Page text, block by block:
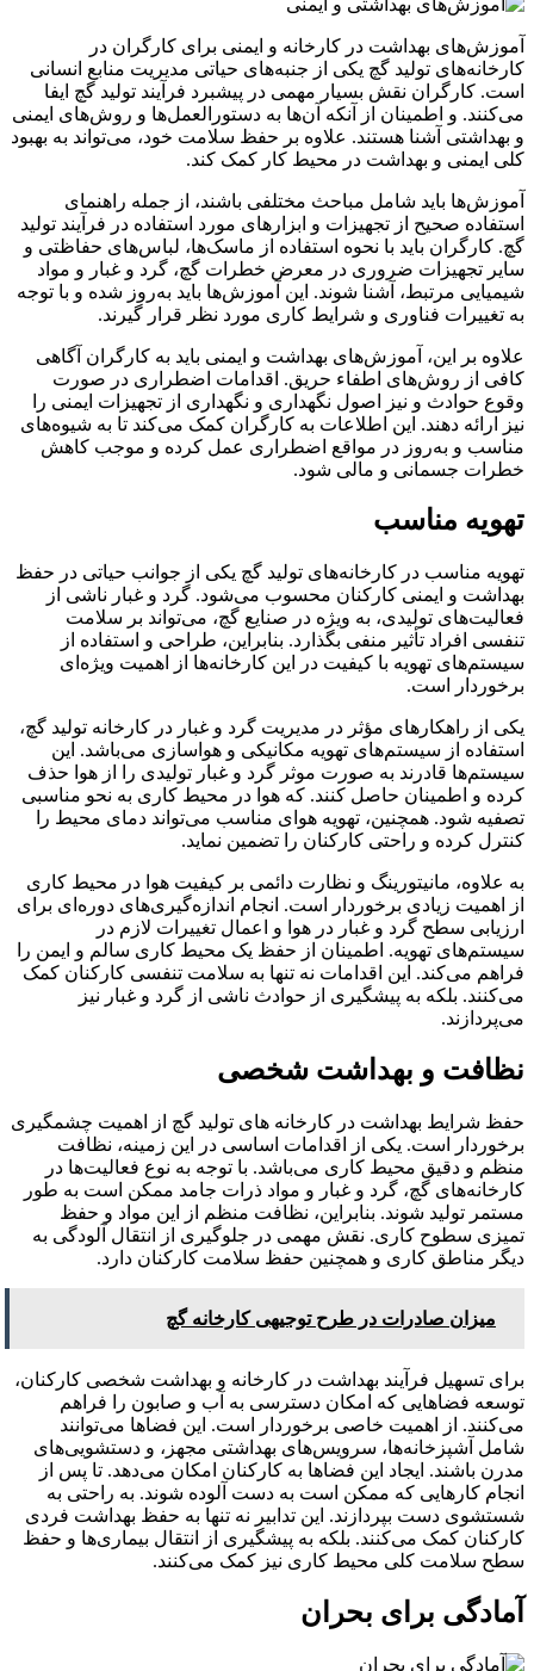
آموزش‌های بهداشت در کارخانه و ایمنی برای کارگران در
کارخانه‌های تولید گچ یکی از جنبه‌های حیاتی مدیریت منابع انسانی
است. کارگران نقش بسیار مهمی در پیشبرد فرآیند تولید گچ ایفا
می‌کنند. و اطمینان از آنکه آن‌ها به دستورالعمل‌ها و روش‌های ایمنی
و بهداشتی آشنا هستند. علاوه بر حفظ سلامت خود، می‌تواند به بهبود
کلی ایمنی و بهداشت در محیط کار کمک کند.
آموزش‌ها باید شامل مباحث مختلفی باشند، از جمله راهنمای
استفاده صحیح از تجهیزات و ابزارهای مورد استفاده در فرآیند تولید
گچ. کارگران باید با نحوه استفاده از ماسک‌ها، لباس‌های حفاظتی و
سایر تجهیزات ضروری در معرض خطرات گچ، گرد و غبار و مواد
شیمیایی مرتبط، آشنا شوند. این آموزش‌ها باید به‌روز شده و با توجه
به تغییرات فناوری و شرایط کاری مورد نظر قرار گیرند.
علاوه بر این، آموزش‌های بهداشت و ایمنی باید به کارگران آگاهی
کافی از روش‌های اطفاء حریق. اقدامات اضطراری در صورت
وقوع حوادث و نیز اصول نگهداری و نگهداری از تجهیزات ایمنی را
نیز ارائه دهند. این اطلاعات به کارگران کمک می‌کند تا به شیوه‌های
مناسب و به‌روز در مواقع اضطراری عمل کرده و موجب کاهش
خطرات جسمانی و مالی شود.
تهویه مناسب
تهویه مناسب در کارخانه‌های تولید گچ یکی از جوانب حیاتی در حفظ
بهداشت و ایمنی کارکنان محسوب می‌شود. گرد و غبار ناشی از
فعالیت‌های تولیدی، به ویژه در صنایع گچ، می‌تواند بر سلامت
تنفسی افراد تأثیر منفی بگذارد. بنابراین، طراحی و استفاده از
سیستم‌های تهویه با کیفیت در این کارخانه‌ها از اهمیت ویژه‌ای
برخوردار است.
یکی از راهکارهای مؤثر در مدیریت گرد و غبار در کارخانه تولید گچ،
استفاده از سیستم‌های تهویه مکانیکی و هواسازی می‌باشد. این
سیستم‌ها قادرند به صورت موثر گرد و غبار تولیدی را از هوا حذف
کرده و اطمینان حاصل کنند. که هوا در محیط کاری به نحو مناسبی
تصفیه شود. همچنین، تهویه هوای مناسب می‌تواند دمای محیط را
کنترل کرده و راحتی کارکنان را تضمین نماید.
به علاوه، مانیتورینگ و نظارت دائمی بر کیفیت هوا در محیط کاری
از اهمیت زیادی برخوردار است. انجام اندازه‌گیری‌های دوره‌ای برای
ارزیابی سطح گرد و غبار در هوا و اعمال تغییرات لازم در
سیستم‌های تهویه. اطمینان از حفظ یک محیط کاری سالم و ایمن را
فراهم می‌کند. این اقدامات نه تنها به سلامت تنفسی کارکنان کمک
می‌کنند. بلکه به پیشگیری از حوادث ناشی از گرد و غبار نیز
می‌پردازند.
نظافت و بهداشت شخصی
حفظ شرایط بهداشت در کارخانه های تولید گچ از اهمیت چشمگیری
برخوردار است. یکی از اقدامات اساسی در این زمینه، نظافت
منظم و دقیق محیط کاری می‌باشد. با توجه به نوع فعالیت‌ها در
کارخانه‌های گچ، گرد و غبار و مواد ذرات جامد ممکن است به طور
مستمر تولید شوند. بنابراین، نظافت منظم از این مواد و حفظ
تمیزی سطوح کاری. نقش مهمی در جلوگیری از انتقال آلودگی به
دیگر مناطق کاری و همچنین حفظ سلامت کارکنان دارد.
میزان صادرات در طرح توجیهی کارخانه گچ
برای تسهیل فرآیند بهداشت در کارخانه و بهداشت شخصی کارکنان،
توسعه فضاهایی که امکان دسترسی به آب و صابون را فراهم
می‌کنند. از اهمیت خاصی برخوردار است. این فضاها می‌توانند
شامل آشپزخانه‌ها، سرویس‌های بهداشتی مجهز، و دستشویی‌های
مدرن باشند. ایجاد این فضاها به کارکنان امکان می‌دهد. تا پس از
انجام کارهایی که ممکن است به دست آلوده شوند. به راحتی به
شستشوی دست بپردازند. این تدابیر نه تنها به حفظ بهداشت فردی
کارکنان کمک می‌کنند. بلکه به پیشگیری از انتقال بیماری‌ها و حفظ
سطح سلامت کلی محیط کاری نیز کمک می‌کنند.
آمادگی برای بحران